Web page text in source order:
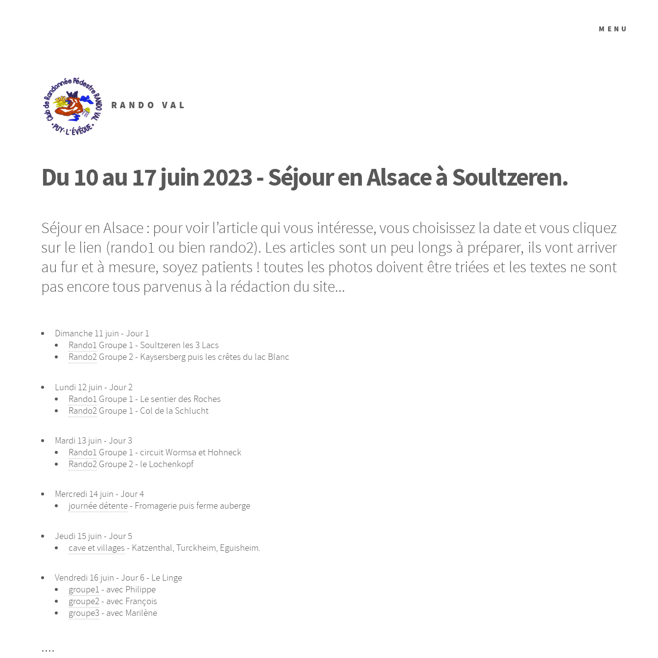
RANDO VAL
MENU
Du 10 au 17 juin 2023 - Séjour en Alsace à Soultzeren.
Séjour en Alsace : pour voir l’article qui vous intéresse, vous choisissez la date et vous cliquez
sur le lien (rando1 ou bien rando2). Les articles sont un peu longs à préparer, ils vont arriver
au fur et à mesure, soyez patients ! toutes les photos doivent être triées et les textes ne sont
pas encore tous parvenus à la rédaction du site...
Dimanche 11 juin - Jour 1
Rando1 Groupe 1 - Soultzeren les 3 Lacs
Rando2Groupe 2 - Kaysersberg puis les crêtes du lac Blanc
Lundi 12 juin - Jour 2
Rando1 Groupe 1 - Le sentier des Roches
Rando2Groupe 1 - Col de la Schlucht
Mardi 13 juin - Jour 3
Rando1 Groupe 1 - circuit Wormsa et Hohneck
Rando2Groupe 2 - le Lochenkopf
Mercredi 14 juin - Jour 4
journée détente- Fromagerie puis ferme auberge
Jeudi 15 juin - Jour 5
cave et villages - Katzenthal, Turckheim, Eguisheim.
Vendredi 16 juin - Jour 6 - Le Linge
groupe1 - avec Philippe
groupe2- avec François
groupe3 - avec Marilène
....